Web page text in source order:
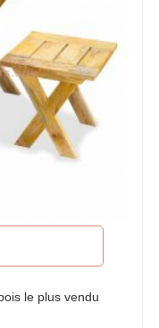
le plus vendu